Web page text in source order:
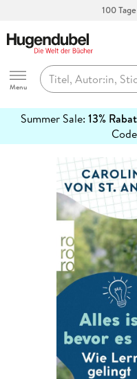
100
Hugendubel
Menu
Summer Sale: 13%
Code
erfahren